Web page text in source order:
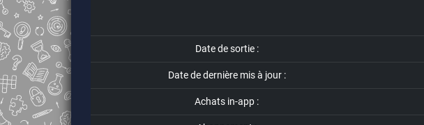
Date de sortie :
Date de dernière mis à jour :
Achats in-app :